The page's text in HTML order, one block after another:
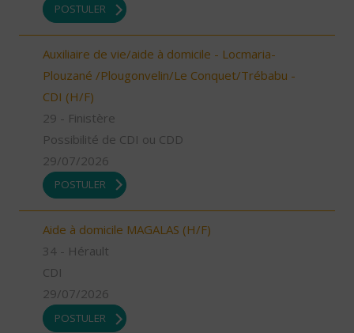
POSTULER
Auxiliaire de vie/aide à domicile - Locmaria-
Plouzané /Plougonvelin/Le Conquet/Trébabu -
CDI (H/F)
29 - Finistère
Possibilité de CDI ou CDD
29/07/2026
POSTULER
Aide à domicile MAGALAS (H/F)
34 - Hérault
CDI
29/07/2026
POSTULER